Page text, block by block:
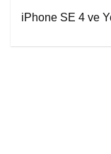
iPhone SE 4 ve